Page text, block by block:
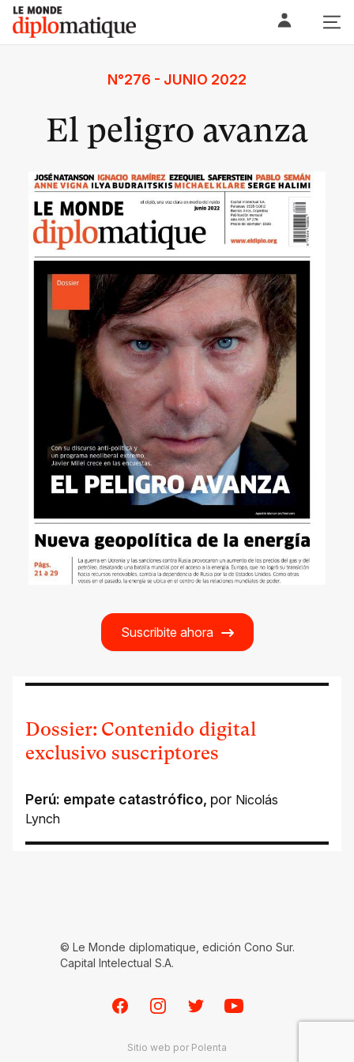
Skip
content
Le monde diplomatique
N°276 - JUNIO 2022
El peligro avanza
Suscribite ahora
Dossier: Contenido digital
exclusivo suscriptores
Perú: empate catastrófico, por Nicolás
Lynch
© Le Monde diplomatique, edición Cono Sur.
Capital Intelectual S.A.
FacebookInstagramTwitterYoutube
Sitio web por Polenta